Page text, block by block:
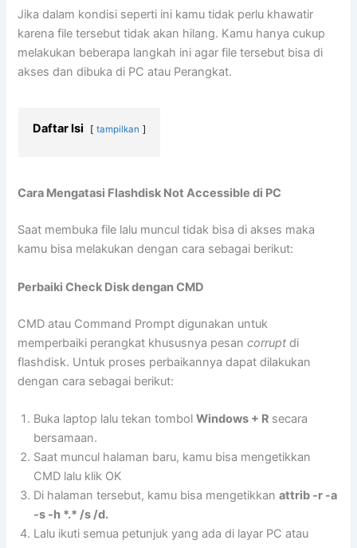
Jika dalam kondisi seperti ini kamu tidak perlu khawatir
karena file tersebut tidak akan hilang. Kamu hanya cukup
melakukan beberapa langkah ini agar file tersebut bisa di
akses dan dibuka di PC atau Perangkat.
Daftar Isi tampilkan
Cara Mengatasi Flashdisk Not Accessible di PC
Saat membuka file lalu muncul tidak bisa di akses maka
kamu bisa melakukan dengan cara sebagai berikut:
Perbaiki Check Disk dengan CMD
CMD atau Command Prompt digunakan untuk
memperbaiki perangkat khususnya pesancorruptdi
flashdisk. Untuk proses perbaikannya dapat dilakukan
dengan cara sebagai berikut:
Buka laptop lalu tekan tombolWindows + R secara
bersamaan.
Saat muncul halaman baru, kamu bisa mengetikkan
CMD lalu klik OK
Di halaman tersebut, kamu bisa mengetikkanattrib -r -a
-s -h *.* /s /d.
Lalu ikuti semua petunjuk yang ada di layar PC atau